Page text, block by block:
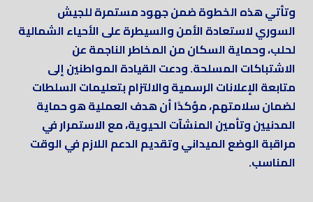
وتأتي هذه الخطوة ضمن جهود مستمرة للجيش
السوري لاستعادة الأمن والسيطرة على الأحياء الشمالية
لحلب، وحماية السكان من المخاطر الناجمة عن
الاشتباكات المسلحة. ودعت القيادة المواطنين إلى
متابعة الإعلانات الرسمية والالتزام بتعليمات السلطات
لضمان سلامتهم، مؤكدًا أن هدف العملية هو حماية
المدنيين وتأمين المنشآت الحيوية، مع الاستمرار في
مراقبة الوضع الميداني وتقديم الدعم اللازم في الوقت
المناسب.